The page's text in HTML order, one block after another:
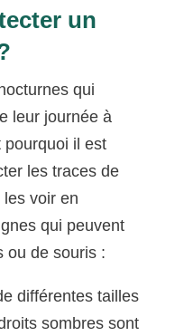
un
qui
leur journée à
pourquoi il est
les traces de
les voir en
qui peuvent
ou de souris :
différentes tailles
sombres sont